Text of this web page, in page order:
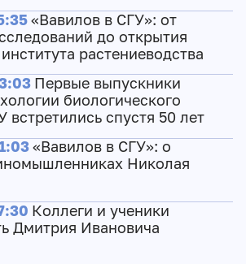
«Вавилов в СГУ»: от
до открытия
растениеводства
Первые выпускники
биологического
встретились спустя 50 лет
«Вавилов в СГУ»: о
Николая
Коллеги и ученики
Дмитрия Ивановича